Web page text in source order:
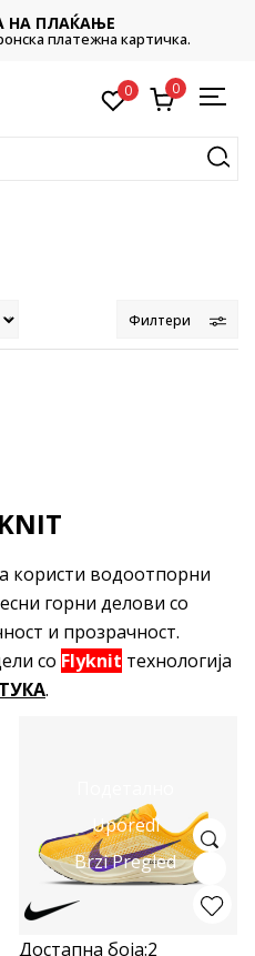
CLICK & COLLECT
online и подигнете во
ваш избор
0 0
Филтери
користи водоотпорни
горни делови со
и прозрачност.
со Flyknit технологија
ТУКА.
Uporedi
Brzi Pregled
Достапна боја:2